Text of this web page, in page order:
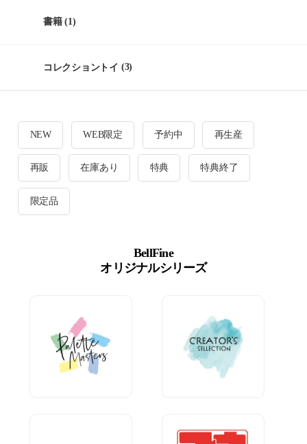
書籍(1)
コレクショントイ (3)
NEW WEB限定 予約中 再生産
再販 在庫あり 特典 特典終了
限定品
BellFine
オリジナルシリーズ